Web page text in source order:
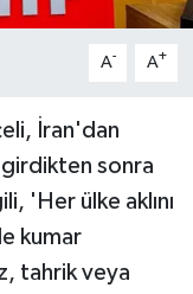
A- A+
İran'dan
girdikten sonra
'Her ülke aklını
kumar
tahrik veya